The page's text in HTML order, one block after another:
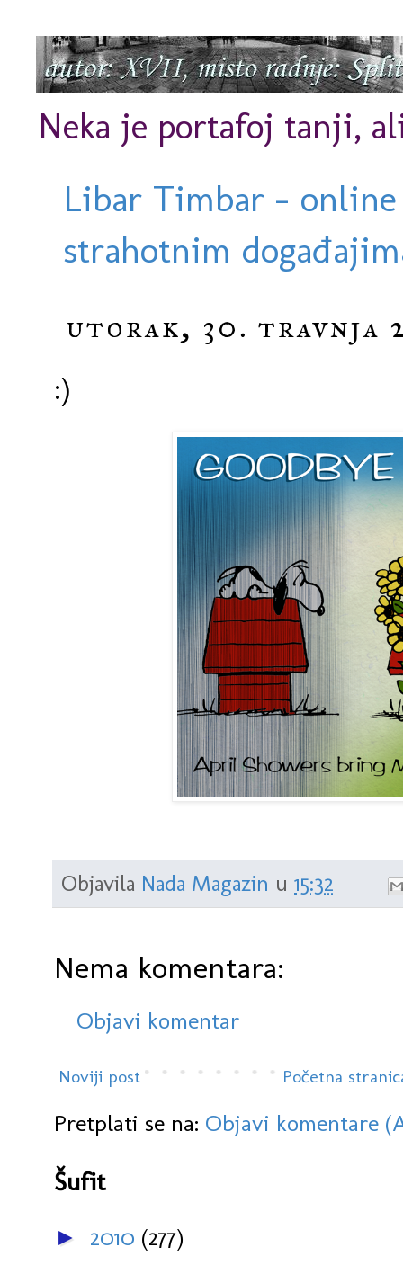
Neka je portafoj tanji,
Libar Timbar -
strahotnim
utorak, 30. travnja
:)
Objavila Nada Magazin u 15:32
Nema komentara:
Objavi komentar
Noviji post Početna
Pretplati se na: Objavi komentare
Šufit
► 2010 (277)